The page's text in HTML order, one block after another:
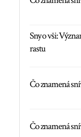
Sny o vši:
rastu
Čo znamená
Čo znamená